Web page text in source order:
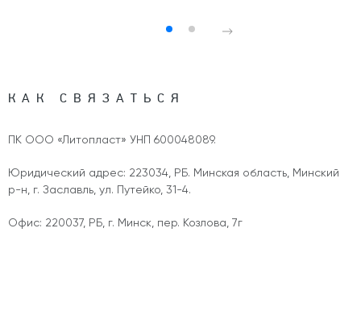
КАК СВЯЗАТЬСЯ
ПК ООО «Литопласт» УНП 600048089.
Юридический адрес: 223034, РБ. Минская область, Минский
р-н, г. Заславль, ул. Путейко, 31-4.
Офис: 220037, РБ, г. Минск, пер. Козлова, 7г